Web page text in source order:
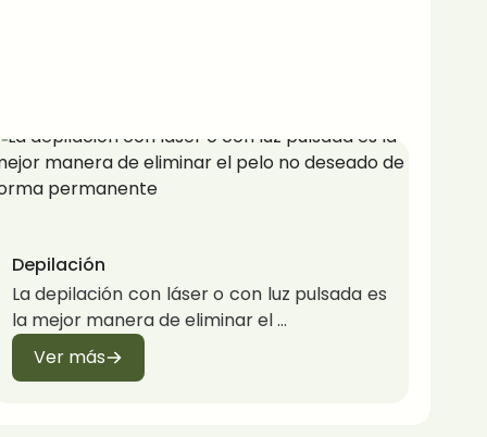
Depilación
La depilación con láser o con luz pulsada es
la mejor manera de eliminar el
Ver más